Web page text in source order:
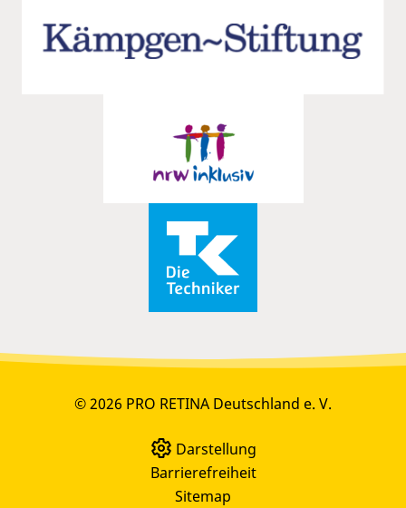
© 2026 PRO RETINA Deutschland e. V.
Darstellung
Barrierefreiheit
Sitemap